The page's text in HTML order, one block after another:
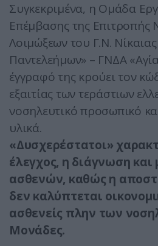
Συγκεκριμένα, η Ομάδα
Επέμβασης της Επιτροπής
Λοιμώξεων του Γ.Ν.
Παντελεήμων» – ΓΝΔΑ
έγγραφό της κρούει τον
εξαιτίας των τεράστιων
νοσηλευτικό προσωπικό
υλικά.
«Δυσχερέστατοι»
έλεγχος, η διάγνωση
ασθενών, καθώς η
δεν καλύπτεται
ασθενείς πλην των
Μονάδες.